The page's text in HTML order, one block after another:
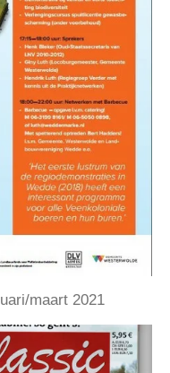
maart 2021